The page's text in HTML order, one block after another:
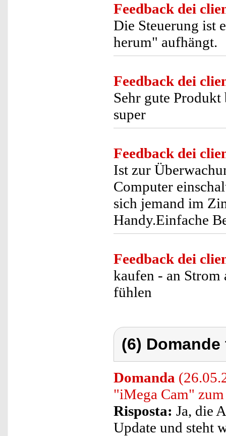
Feedback dei
Die Steuerung ist
herum" aufhängt.
Feedback dei
Sehr gute
super
Feedback dei
Ist zur
Computer
sich jemand im
Handy.Einfache
Feedback dei
kaufen - an Strom
fühlen
(6)
Domanda
"iMega Cam"
Risposta: Ja, die
Update und steht